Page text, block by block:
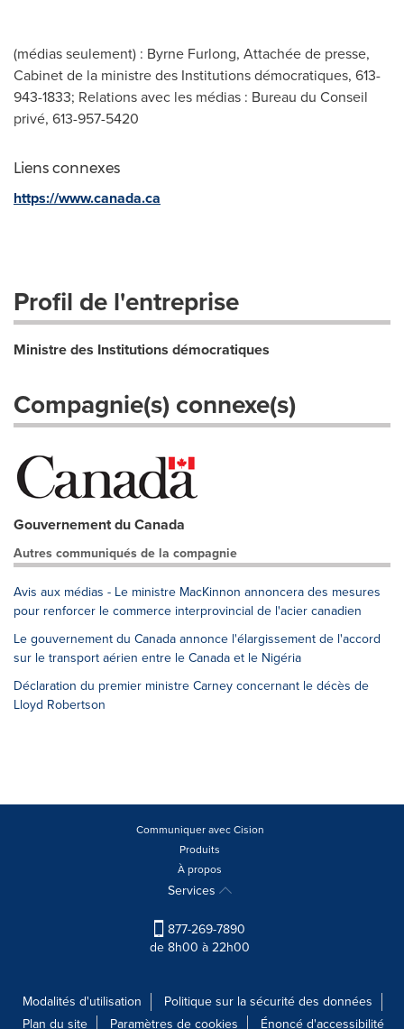
(médias seulement) : Byrne Furlong, Attachée de presse,
Cabinet de la ministre des Institutions démocratiques, 613-
943-1833; Relations avec les médias : Bureau du Conseil
privé, 613-957-5420
Liens connexes
https://www.canada.ca
Profil de l'entreprise
Ministre des Institutions démocratiques
Compagnie(s) connexe(s)
Gouvernement du Canada
Autres communiqués de la compagnie
Avis aux médias - Le ministre MacKinnon annoncera des mesures
pour renforcer le commerce interprovincial de l'acier canadien
Le gouvernement du Canada annonce l'élargissement de l'accord
sur le transport aérien entre le Canada et le Nigéria
Déclaration du premier ministre Carney concernant le décès de
Lloyd Robertson
Communiquer avec Cision
Produits
À propos
Services
877-269-7890
de 8h00 à 22h00
Modalités d'utilisation
Politique sur la sécurité des données
Plan du site
Paramètres de cookies Énoncé d'accessibilité